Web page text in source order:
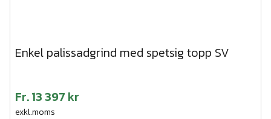
Enkel palissadgrind med spetsig topp SV
Fr.13 397 kr
exkl.moms